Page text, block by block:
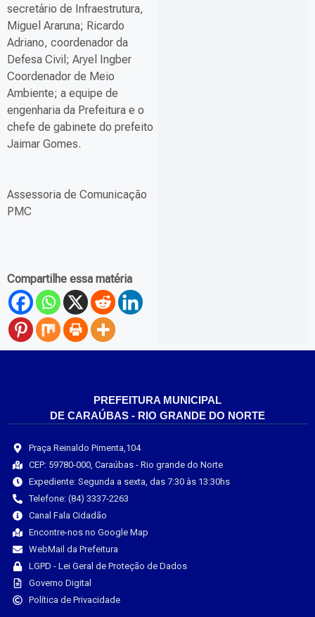
secretário de Infraestrutura,
Miguel Araruna; Ricardo
Adriano, coordenador da
Defesa Civil; Aryel Ingber
Coordenador de Meio
Ambiente; a equipe de
engenharia da Prefeitura e o
chefe de gabinete do prefeito
Jaimar Gomes.
Assessoria de Comunicação
PMC
Compartilhe essa matéria
PREFEITURA MUNICIPAL
DE CARAÚBAS - RIO GRANDE DO NORTE
Praça Reinaldo Pimenta,104
CEP: 59780-000, Caraúbas - Rio grande do Norte
Expediente: Segunda a sexta, das 7:30 às 13:30hs
Telefone: (84) 3337-2263
Canal Fala Cidadão
Encontre-nos no Google Map
WebMail da Prefeitura
LGPD - Lei Geral de Proteção de Dados
Governo Digital
Política de Privacidade